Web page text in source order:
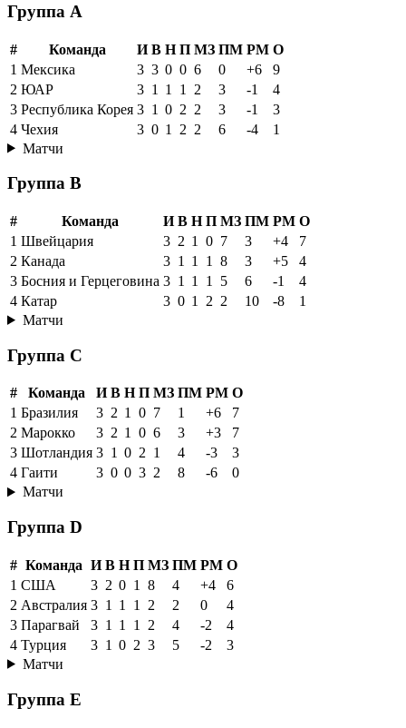
Группа A
# Команда И В Н П МЗ ПМ РМ О
1 Мексика 3 3 0 0 6 0 +6
9
2 ЮАР 3 1 1 1 2 3 -1
4
3 Республика Корея 3 1 0 2 2 3 -1
3
4 Чехия 3 0 1 2 2 6 -4
1
Матчи
Группа B
# Команда И В Н П МЗ ПМ РМ О
1 Швейцария 3 2 1 0 7 3 +4
7
2 Канада 3 1 1 1 8 3 +5
4
3 Босния и Герцеговина 3 1 1 1 5 6 -1
4
4 Катар 3 0 1 2 2 10 -8
1
Матчи
Группа C
# Команда И В Н П МЗ ПМ РМ О
1 Бразилия 3 2 1 0 7 1 +6
7
2 Марокко 3 2 1 0 6 3 +3
7
3 Шотландия 3 1 0 2 1 4 -3
3
4 Гаити 3 0 0 3 2 8 -6
0
Матчи
Группа D
# Команда И В Н П МЗ ПМ РМ О
1 США 3 2 0 1 8 4 +4
6
2 Австралия 3 1 1 1 2 2 0
4
3 Парагвай 3 1 1 1 2 4 -2
4
4 Турция 3 1 0 2 3 5 -2
3
Матчи
Группа E